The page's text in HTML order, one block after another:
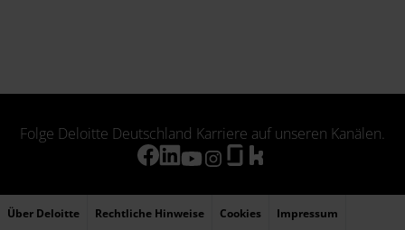
Folge Deloitte Deutschland Karriere auf unseren Kanälen.
Über Deloitte Rechtliche Hinweise Cookies Impressum